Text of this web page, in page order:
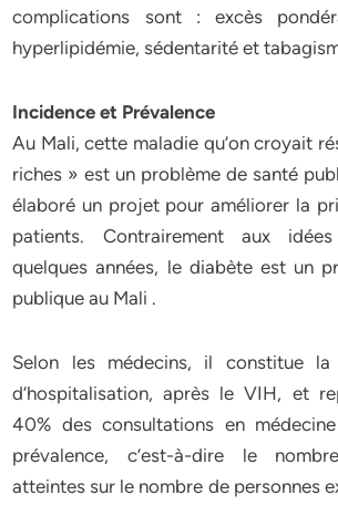
complications sont : excès
hyperlipidémie, sédentarité et
Incidence et Prévalence
Au Mali, cette maladie qu’on croyait
riches » est un problème de santé
élaboré un projet pour améliorer la
patients. Contrairement aux
quelques années, le diabète est un
publique au Mali .
Selon les médecins, il constitue la
d’hospitalisation, après le VIH, et
40% des consultations en
prévalence, c’est-à-dire le
atteintes sur le nombre de personnes